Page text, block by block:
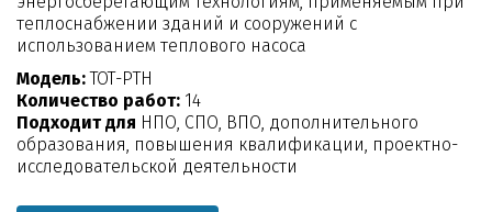
теплоснабжении зданий и сооружений с
использованием теплового насоса
Модель:ТОТ-РТН
Количество работ: 14
Подходит для НПО, СПО, ВПО, дополнительного
образования, повышения квалификации, проектно-
исследовательской деятельности